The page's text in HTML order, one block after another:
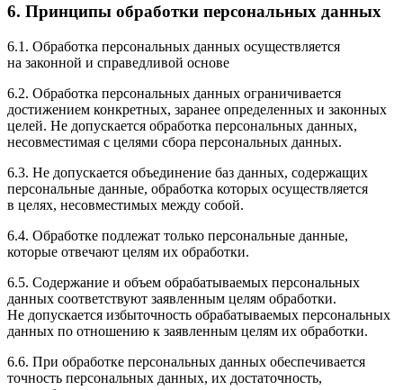
6. Принципы обработки персональных данных
6.1. Обработка персональных данных осуществляется
на законной и справедливой основе
6.2. Обработка персональных данных ограничивается
достижением конкретных, заранее определенных и законных
целей. Не допускается обработка персональных данных,
несовместимая с целями сбора персональных данных.
6.3. Не допускается объединение баз данных, содержащих
персональные данные, обработка которых осуществляется
в целях, несовместимых между собой.
6.4. Обработке подлежат только персональные данные,
которые отвечают целям их обработки.
6.5. Содержание и объем обрабатываемых персональных
данных соответствуют заявленным целям обработки.
Не допускается избыточность обрабатываемых персональных
данных по отношению к заявленным целям их обработки.
6.6. При обработке персональных данных обеспечивается
точность персональных данных, их достаточность,